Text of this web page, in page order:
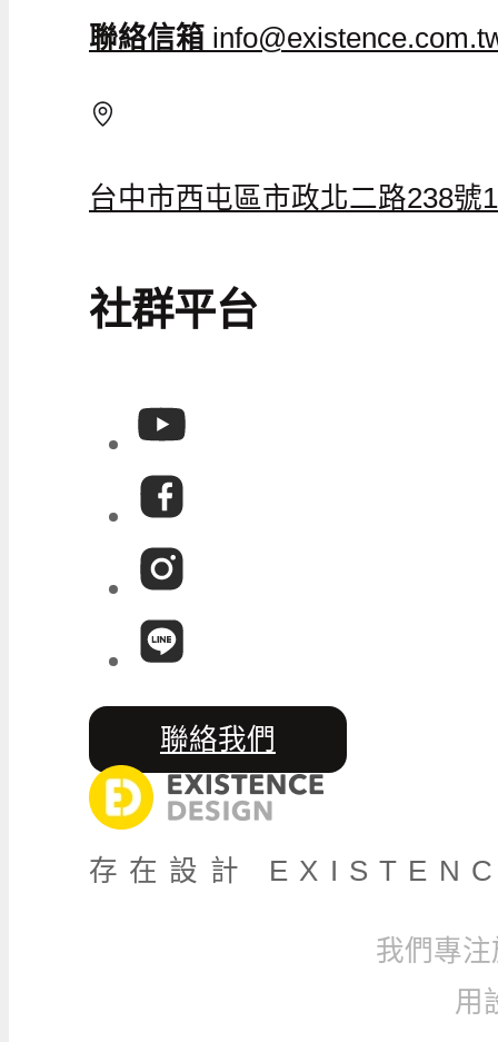
聯絡信箱
台中市西屯區市政北二路238號
社群平台
聯絡我們
存在設計
我們專
用